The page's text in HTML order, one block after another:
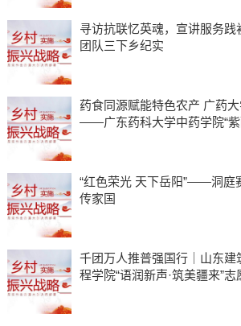
寻访抗联忆英魂，宣讲服务
团队三下乡纪实
药食同源赋能特色农产 广药
——广东药科大学中药学院“紫
“红色荣光 天下岳阳”——洞庭
传家国
千团万人推普强国行｜山东建
程学院“语润新声·筑美疆来”